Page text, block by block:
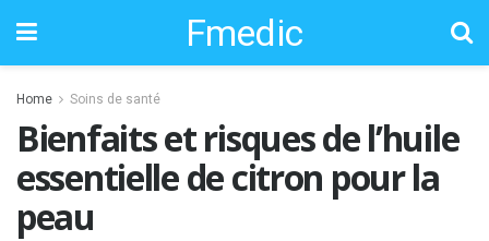
Fmedic
Home Soins de santé
Bienfaits et risques de l’huile
essentielle de citron pour la
peau